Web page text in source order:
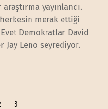
yayınlandı.
merak ettiği
Demokratlar David
Jay Leno seyrediyor.
3